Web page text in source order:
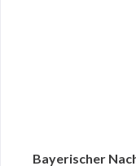
Bayerischer